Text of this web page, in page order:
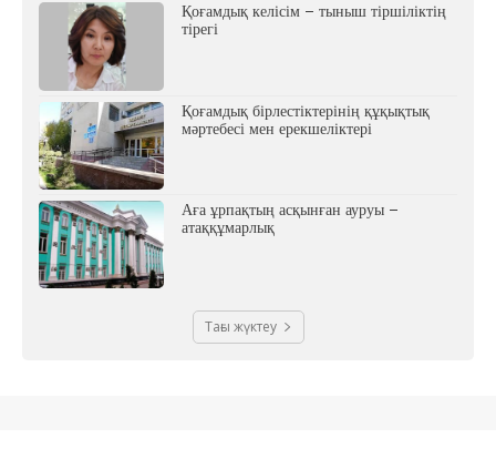
Қоғамдық келісім – тыныш тіршіліктің
тірегі
Қоғамдық бірлестіктерінің құқықтық
мәртебесі мен ерекшеліктері
Аға ұрпақтың асқынған ауруы –
атаққұмарлық
Тағы жүктеу